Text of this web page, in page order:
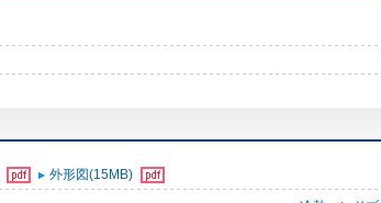
外形図(15MB)